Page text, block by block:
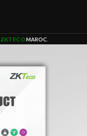
ZKTECOMAROC.